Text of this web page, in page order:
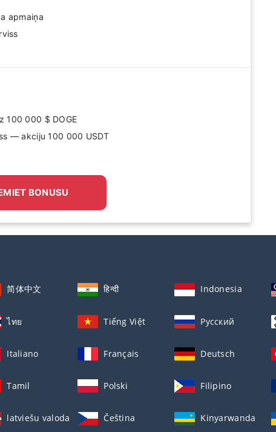
apmaiņa
100 000 $ DOGE
— akciju 100 000 USDT
BONUSU
简体中文 हिन्दी Indonesia
ไทย Tiếng Việt Русский
Italiano Français Deutsch
Tamil Polski Filipino
latviešu valoda Čeština Kinyarwanda